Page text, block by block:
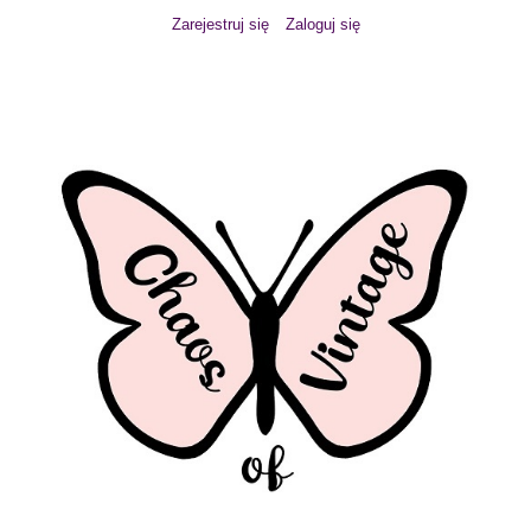
Zarejestruj się Zaloguj się